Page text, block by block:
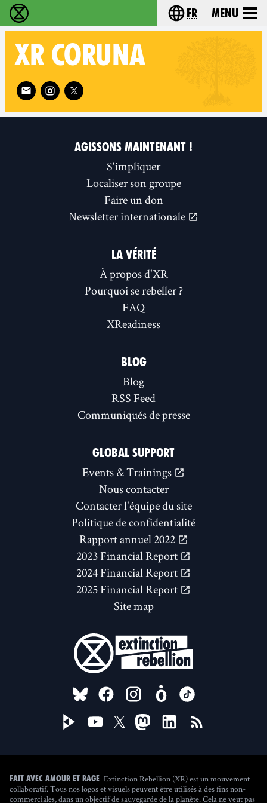
Extinction Rebellion - Home Choisissez votre
fr Menu
XR CORUNA
Follow XR Coruna on
AGISSONS MAINTENANT !
S'impliquer
Localiser son groupe
Faire un don
Newsletter internationale
LA VÉRITÉ
À propos d'XR
Pourquoi se rebeller ?
FAQ
XReadiness
BLOG
Blog
RSS Feed
Communiqués de presse
GLOBAL SUPPORT
Events & Trainings
Nous contacter
Contacter l'équipe du site
Politique de confidentialité
Rapport annuel 2022
2023 Financial Report
2024 Financial Report
2025 Financial Report
Site map
FOLLOW US ON
Fait avec amour et rage Extinction Rebellion (XR) est un mouvement
collaboratif. Tous nos logos et visuels peuvent être utilisés à des fins non-
commerciales, dans un objectif de sauvegarde de la planète. Cela ne veut pas